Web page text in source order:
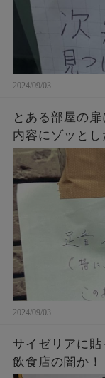
2024/09/03
とある部屋の
内容にゾッとし
2024/09/03
サイゼリアに
飲食店の闇か！